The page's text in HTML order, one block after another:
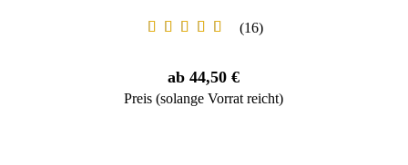
16
ab 44,50 €
Preis (solange Vorrat reicht)